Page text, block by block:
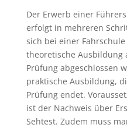
Der Erwerb einer
erfolgt in mehreren
sich bei einer
theoretische Ausbildung
Prüfung abgeschlossen
praktische Ausbildung,
Prüfung endet.
ist der Nachweis über
Sehtest. Zudem muss